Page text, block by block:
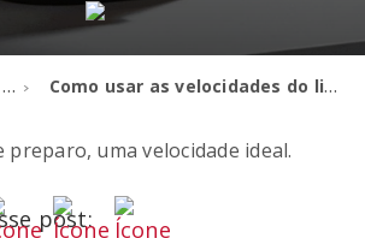
Explore seu KitchenAid Como usar as velocidades do liquidificador
preparo, uma velocidade ideal.
post: